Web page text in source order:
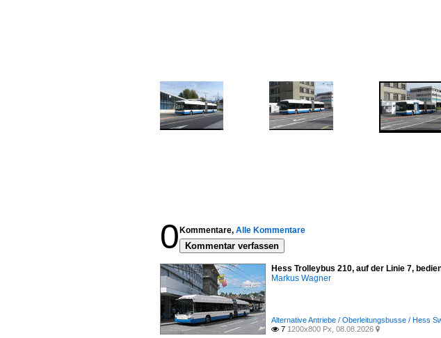
0 Kommentare, Alle Kommentare
Kommentar verfassen
Hess Trolleybus 210, auf der Linie 7,
Markus Wagner
Alternative Antriebe / Oberleitungsbusse / Hess
 7 1200x800 Px, 08.08.2026 